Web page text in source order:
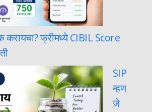
फ्रीमध्ये CIBIL Score
SIP
म्हण
जे